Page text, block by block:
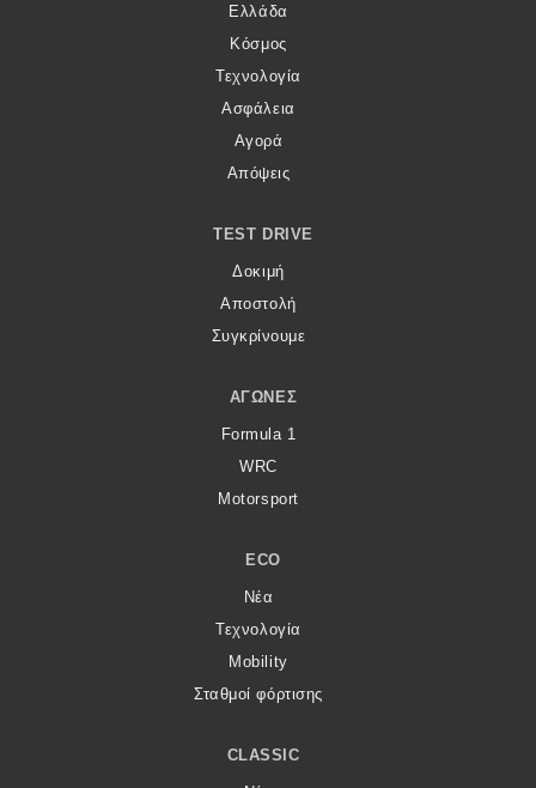
Ελλάδα
Κόσμος
Τεχνολογία
Ασφάλεια
Αγορά
Απόψεις
TEST DRIVE
Δοκιμή
Αποστολή
Συγκρίνουμε
ΑΓΏΝΕΣ
Formula 1
WRC
Motorsport
ECO
Νέα
Τεχνολογία
Mobility
Σταθμοί φόρτισης
CLASSIC